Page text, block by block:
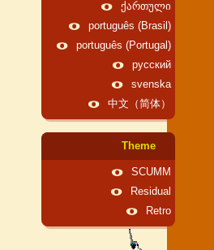
ქართული
português (Brasil)
português (Portugal)
русский
svenska
中文（简体）
Theme
SCUMM
Residual
Retro